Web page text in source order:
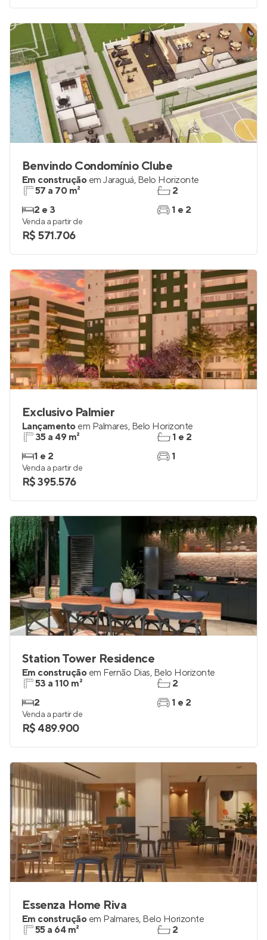
Benvindo Condomínio Clube
Em construção em Jaraguá, Belo Horizonte
57 a 70 m²
2 e 3
2
1 e 2
Venda a partir de
R$ 571.706
Exclusivo Palmier
Lançamento em Palmares, Belo Horizonte
35 a 49 m²
1 e 2
1 e 2
1
Venda a partir de
R$ 395.576
Station Tower Residence
Em construção em Fernão Dias, Belo Horizonte
53 a 110 m²
2
2
1 e 2
Venda a partir de
R$ 489.900
Essenza Home Riva
Em construção em Palmares, Belo Horizonte
55 a 64 m²
2